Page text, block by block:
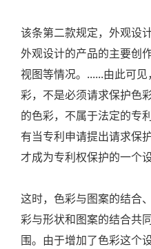
该条第二款规定，外观设
外观设计的产品的主要创
视图等情况。......由此可
彩，不是必须请求保护色
的色彩，不属于法定的专
有当专利申请提出请求保
才成为专利权保护的一个
这时，色彩与图案的结合
彩与形状和图案的结合共
围。由于增加了色彩这个